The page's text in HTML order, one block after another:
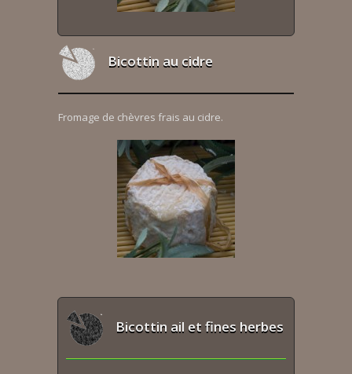
Bicottin au cidre
Fromage de chèvres frais au cidre.
Bicottin ail et fines herbes